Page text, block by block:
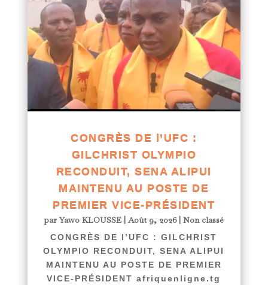
CONGRÈS DE l’UFC :
GILCHRIST OLYMPIO
RECONDUIT, SENA ALIPUI
MAINTENU AU POSTE DE
PREMIER VICE-PRÉSIDENT
parYawo KLOUSSE |Août 9, 2026|Non classé
CONGRÈS DE l’UFC : GILCHRIST
OLYMPIO RECONDUIT, SENA ALIPUI
MAINTENU AU POSTE DE PREMIER
VICE-PRÉSIDENT afriquenligne.tg